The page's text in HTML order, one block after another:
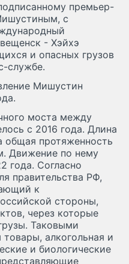
премьер-
с
- Хэйхэ
и опасных грузов
службе.
Мишустин
моста между
с 2016 года. Длина
общая протяженность
Движение по нему
года. Согласно
правительства РФ,
к
стороны,
через которые
Таковыми
алкогольная и
и биологические